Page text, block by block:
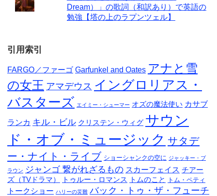
Dream）」の歌詞（和訳あり）で英語の
勉強【塔の上のラプンツェル】
引用索引
FARGO／ファーゴ Garfunkel and Oates アナと雪
の女王 アマデウス イングロリアス・
バスターズ エイミー・シューマー オズの魔法使い カサブ
ランカ キル・ビル クリステン・ウィグ サウン
ド・オブ・ミュージック サタデ
ー・ナイト・ライブ ショーシャンクの空に ジャッキー・ブ
ラウン ジャンゴ 繋がれざるもの スカーフェイス チアー
ズ（TVドラマ）
トゥルー・ロマンス トムのこと トム・ペティ
トークショー ハリーの災難 バック・トゥ・ザ・フューチ